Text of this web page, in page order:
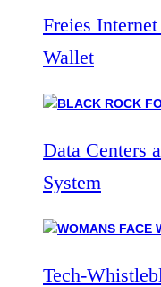
Freies
Wallet
Data Centers
System
Tech-